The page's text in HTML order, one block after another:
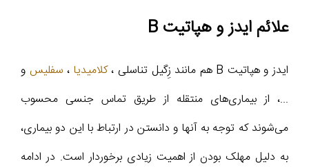
علائم ایدز و هپاتیت B
ایدز و هپاتیت B هم مانند زِگیل تناسلی ، کلامیدیا ، سفلیس و
...، از بیماری‌های منتقله از طریق تماس جنسی محسوب
می‌شوند که توجه به آنها و دانستن در ارتباط با این دو بیماری،
به دلیل مهلک بودن از اهمیت زیادی برخوردار است. در ادامه